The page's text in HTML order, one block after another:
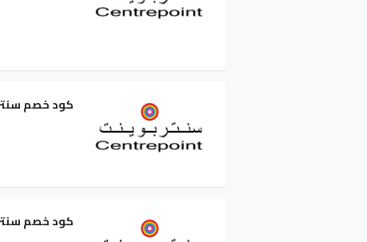
كود خصم سنتربوينت 15 فعال ومجرب
كود خصم سنتربوينت 20 متجدد